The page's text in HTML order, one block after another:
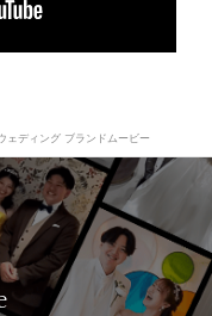
ェディング ブランドムービー